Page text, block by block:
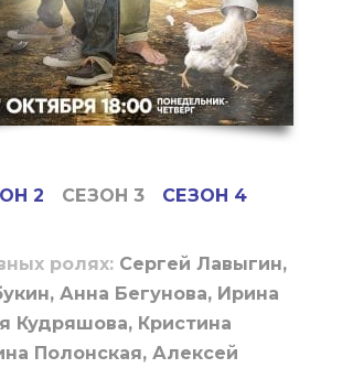
2 СЕЗОН 3 СЕЗОН 4
ролях: Сергей Лавыгин,
Анна Бегунова, Ирина
Кудряшова, Кристина
Полонская, Алексей